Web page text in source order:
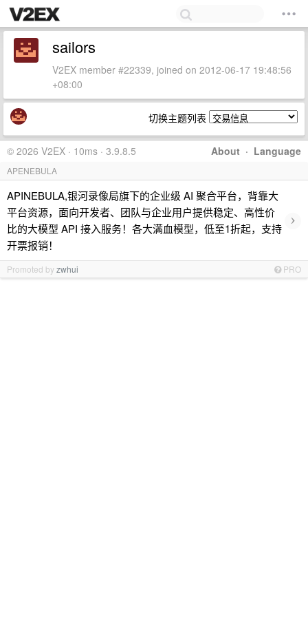
sailors
V2EX member #22339, joined on 2012-06-17 19:48:56
+08:00
切换主题列表
About · Language
© 2026 V2EX · 10ms · 3.9.8.5
APENEBULA
APINEBULA,银河录像局旗下的企业级 AI 聚合平台，背靠大
平台资源，面向开发者、团队与企业用户提供稳定、高性价
比的大模型 API 接入服务！各大满血模型，低至1折起，支持
开票报销！
›
Promoted byzwhui PRO